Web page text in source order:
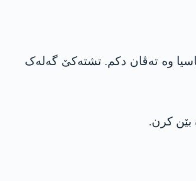
وە تەڤان دکم. تشتەکێ گەلەک
بێن کرن.